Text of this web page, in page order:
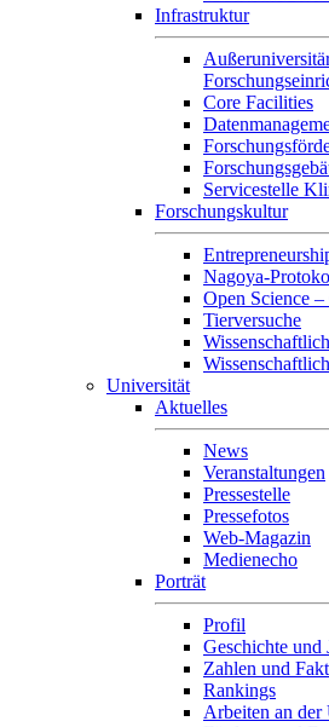
Infrastruktur
Core Facilities
Servicestelle
Forschungskultur
Nagoya-
Open Science
Tierversuche
Universität
Aktuelles
News
Veranstaltungen
Pressestelle
Pressefotos
Web-Magazin
Medienecho
Porträt
Profil
Geschichte und
Zahlen und
Rankings
Arbeiten an der